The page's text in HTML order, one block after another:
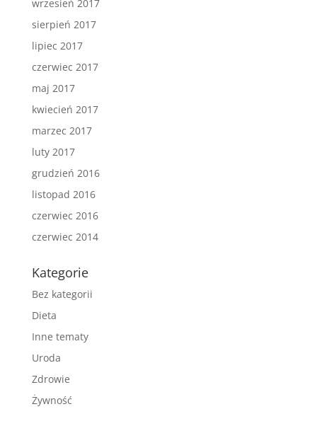
wrzesień 2017
sierpień 2017
lipiec 2017
czerwiec 2017
maj 2017
kwiecień 2017
marzec 2017
luty 2017
grudzień 2016
listopad 2016
czerwiec 2016
czerwiec 2014
Kategorie
Bez kategorii
Dieta
Inne tematy
Uroda
Zdrowie
Żywność